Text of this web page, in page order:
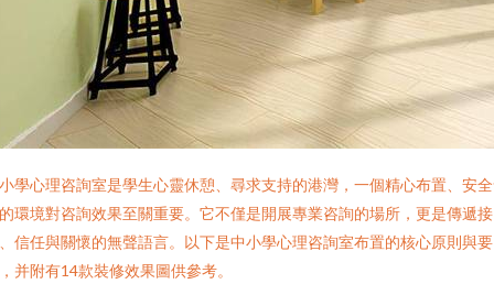
學心理咨詢室是學生心靈休憩、尋求支持的港灣，一個精心布置、安
環境對咨詢效果至關重要。它不僅是開展專業咨詢的場所，更是傳遞接
信任與關懷的無聲語言。以下是中小學心理咨詢室布置的核心原則與要
并附有14款裝修效果圖供參考。